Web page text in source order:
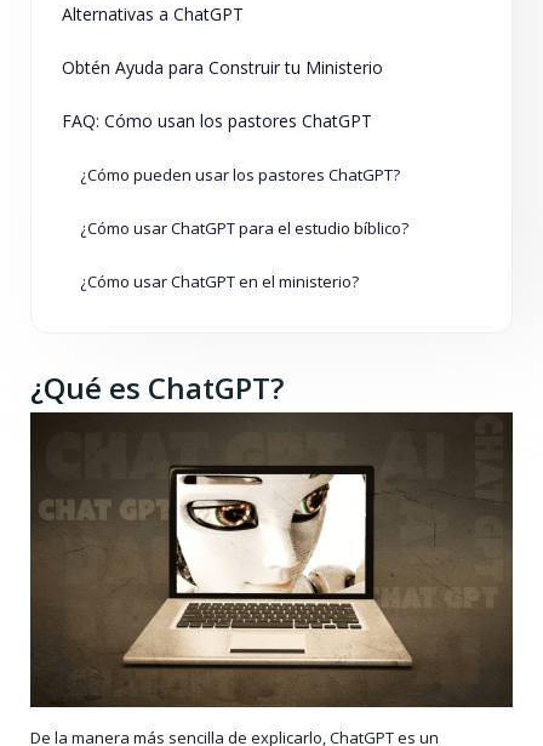
Alternativas a ChatGPT
Obtén Ayuda para Construir tu Ministerio
FAQ: Cómo usan los pastores ChatGPT
¿Cómo pueden usar los pastores ChatGPT?
¿Cómo usar ChatGPT para el estudio bíblico?
¿Cómo usar ChatGPT en el ministerio?
¿Qué es ChatGPT?
De la manera más sencilla de explicarlo, ChatGPT es un